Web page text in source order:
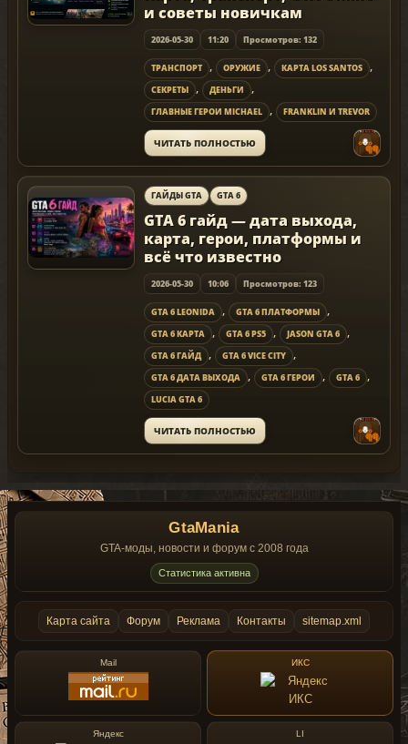
и советы новичкам
2026-05-30 11:20 Просмотров: 132
ТРАНСПОРТ , ОРУЖИЕ , КАРТА LOS SANTOS ,
СЕКРЕТЫ , ДЕНЬГИ ,
ГЛАВНЫЕ ГЕРОИ MICHAEL , FRANKLIN И TREVOR
ЧИТАТЬ ПОЛНОСТЬЮ
ГАЙДЫ GTA GTA 6
GTA 6 гайд — дата выхода,
карта, герои, платформы и
всё что известно
2026-05-30 10:06 Просмотров: 123
GTA 6 LEONIDA , GTA 6 ПЛАТФОРМЫ ,
GTA 6 КАРТА , GTA 6 PS5 , JASON GTA 6 ,
GTA 6 ГАЙД , GTA 6 VICE CITY ,
GTA 6 ДАТА ВЫХОДА , GTA 6 ГЕРОИ , GTA 6 ,
LUCIA GTA 6
ЧИТАТЬ ПОЛНОСТЬЮ
GtaMania
GTA-моды, новости и форум с 2008 года
Статистика активна
Карта сайта Форум Реклама Контакты sitemap.xml
Mail ИКС
Яндекс LI